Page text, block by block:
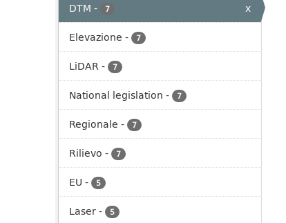
DTM - 7
x
Elevazione - 7
LiDAR- 7
National legislation - 7
Regionale - 7
Rilievo - 7
EU - 5
Laser- 5